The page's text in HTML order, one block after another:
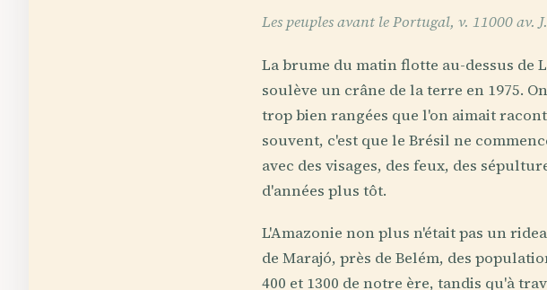
Les peuples avant le Portugal, v. 11000 av.
La brume du matin flotte au-dessus de
soulève un crâne de la terre en 1975.
trop bien rangées que l'on aimait
souvent, c'est que le Brésil ne
avec des visages, des feux, des
d'années plus tôt.
L'Amazonie non plus n'était pas un
de Marajó, près de Belém, des
400 et 1300 de notre ère, tandis qu'à